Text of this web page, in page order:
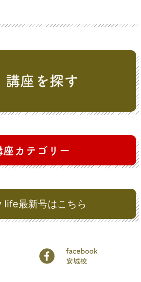
life最新号はこちら